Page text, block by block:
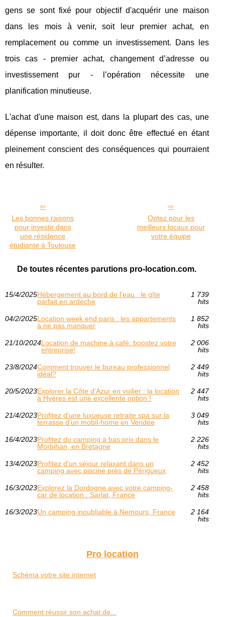
gens se sont fixé pour objectif d'acquérir une maison
dans les mois à venir, soit leur premier achat, en
remplacement ou comme un investissement. Dans les
trois cas - premier achat, changement d’adresse ou
investissement pur - l’opération nécessite une
planification minutieuse.
L'achat d'une maison est, dans la plupart des cas, une
dépense importante, il doit donc être effectué en étant
pleinement conscient des conséquences qui pourraient
en résulter.
Les bonnes raisons
pour investir dans
une résidence
étudiante à Toulouse
Optez pour les
meilleurs locaux pour
votre équipe
De toutes récentes parutions pro-location.com.
15/4/2025Hébergement au bord de l’eau : le gîte
parfait en ardèche
1 739
hits
04/2/2025Location week end paris : les appartements
à ne pas manquer
1 852
hits
21/10/2024Location de machine à café: boostez votre
entreprise!
2 006
hits
23/8/2024Comment trouver le bureau professionnel
idéal?
2 449
hits
20/5/2023Explorer la Côte d'Azur en voilier : la location
à Hyères est une excellente option !
2 447
hits
21/4/2023Profitez d'une luxueuse retraite spa sur la
terrasse d'un mobil-home en Vendée
3 049
hits
16/4/2023Profitez du camping à bas prix dans le
Morbihan, en Bretagne
2 226
hits
13/4/2023Profitez d'un séjour relaxant dans un
camping avec piscine près de Périgueux
2 452
hits
16/3/2023Explorez la Dordogne avec votre camping-
car de location : Sarlat, France
2 458
hits
16/3/2023Un camping inoubliable à Nemours, France
2 164
hits
Pro location
Schéma votre site internet
Comment réussir son achat de...